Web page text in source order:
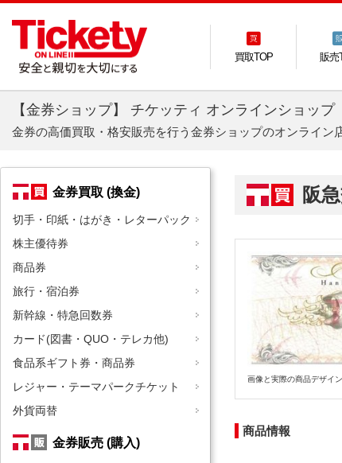
買取TOP 販売
【金券ショップ】 チケッティ オンラインショップ
金券の高価買取・格安販売を行う金券ショップのオンライン
金券買取 (換金)
切手・印紙・はがき・レターパック
株主優待券
商品券
旅行・宿泊券
新幹線・特急回数券
カード(図書・QUO・テレカ他)
食品系ギフト券・商品券
レジャー・テーマパークチケット
外貨両替
金券販売 (購入)
阪
画像と実際の商品デザイ
商品情報